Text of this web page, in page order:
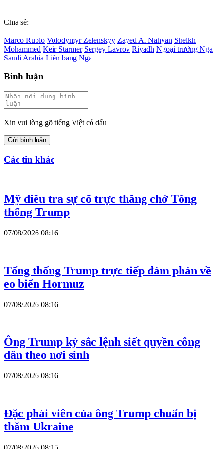
Chia sẻ:
Marco Rubio Volodymyr Zelenskyy Zayed Al Nahyan Sheikh
Mohammed Keir Starmer Sergey Lavrov Riyadh Ngoại trưởng Nga
Saudi Arabia Liên bang Nga
Bình luận
Xin vui lòng gõ tiếng Việt có dấu
Gửi bình luận
Các tin khác
Mỹ điều tra sự cố trực thăng chở Tổng
thống Trump
07/08/2026 08:16
Tổng thống Trump trực tiếp đàm phán về
eo biển Hormuz
07/08/2026 08:16
Ông Trump ký sắc lệnh siết quyền công
dân theo nơi sinh
07/08/2026 08:16
Đặc phái viên của ông Trump chuẩn bị
thăm Ukraine
07/08/2026 08:15